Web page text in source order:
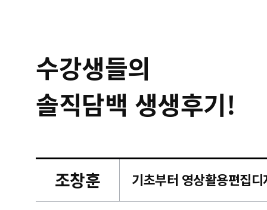
수강생들의
솔직담백 생생후기!
조창훈